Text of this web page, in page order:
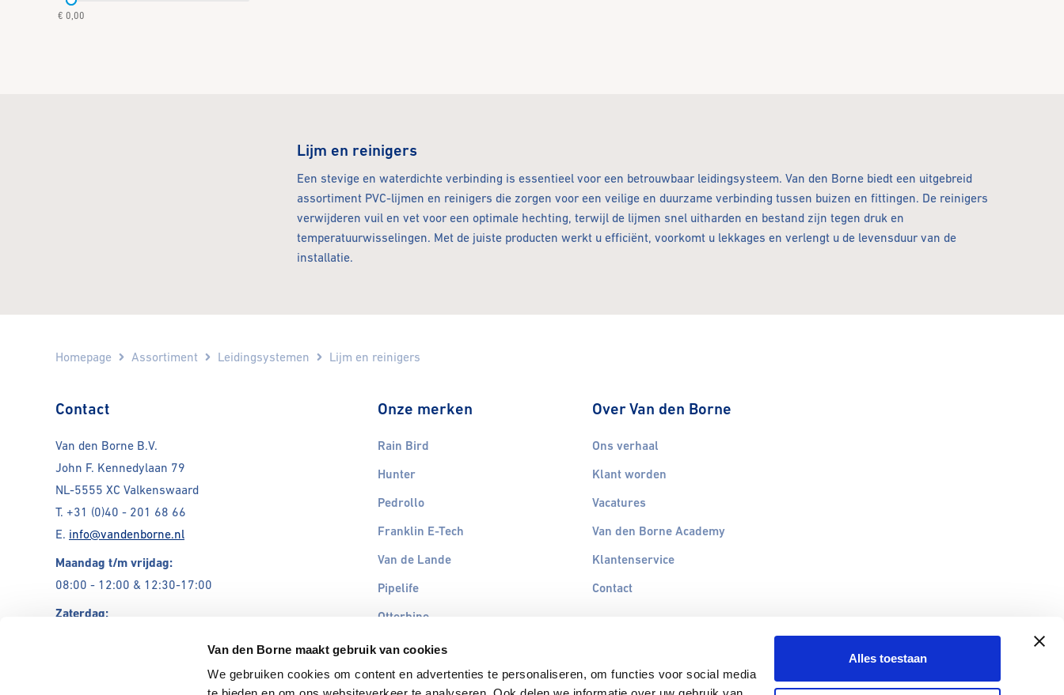
Van den Borne maakt gebruik van cookies
We gebruiken cookies om content en advertenties te personaliseren, om functies voor social media
Alles toestaan
€ 0,00
Lijm en reinigers
Een stevige en waterdichte verbinding is essentieel voor een betrouwbaar leidingsysteem. Van den Borne biedt een uitgebreid
assortiment PVC-lijmen en reinigers die zorgen voor een veilige en duurzame verbinding tussen buizen en fittingen. De reinigers
verwijderen vuil en vet voor een optimale hechting, terwijl de lijmen snel uitharden en bestand zijn tegen druk en
temperatuurwisselingen. Met de juiste producten werkt u efficiënt, voorkomt u lekkages en verlengt u de levensduur van de
installatie.
Homepage Assortiment Leidingsystemen Lijm en reinigers
Contact
Van den Borne B.V.
John F. Kennedylaan 79
NL-5555 XC Valkenswaard
T. +31 (0)40 - 201 68 66
E. info@vandenborne.nl
Maandag t/m vrijdag:
08:00 - 12:00 & 12:30-17:00
Zaterdag:
Onze merken
Rain Bird
Hunter
Pedrollo
Franklin E-Tech
Van de Lande
Pipelife
Otterbine
Vyrsa
Filterbuis
Over Van den Borne
Ons verhaal
Klant worden
Vacatures
Van den Borne Academy
Klantenservice
Contact